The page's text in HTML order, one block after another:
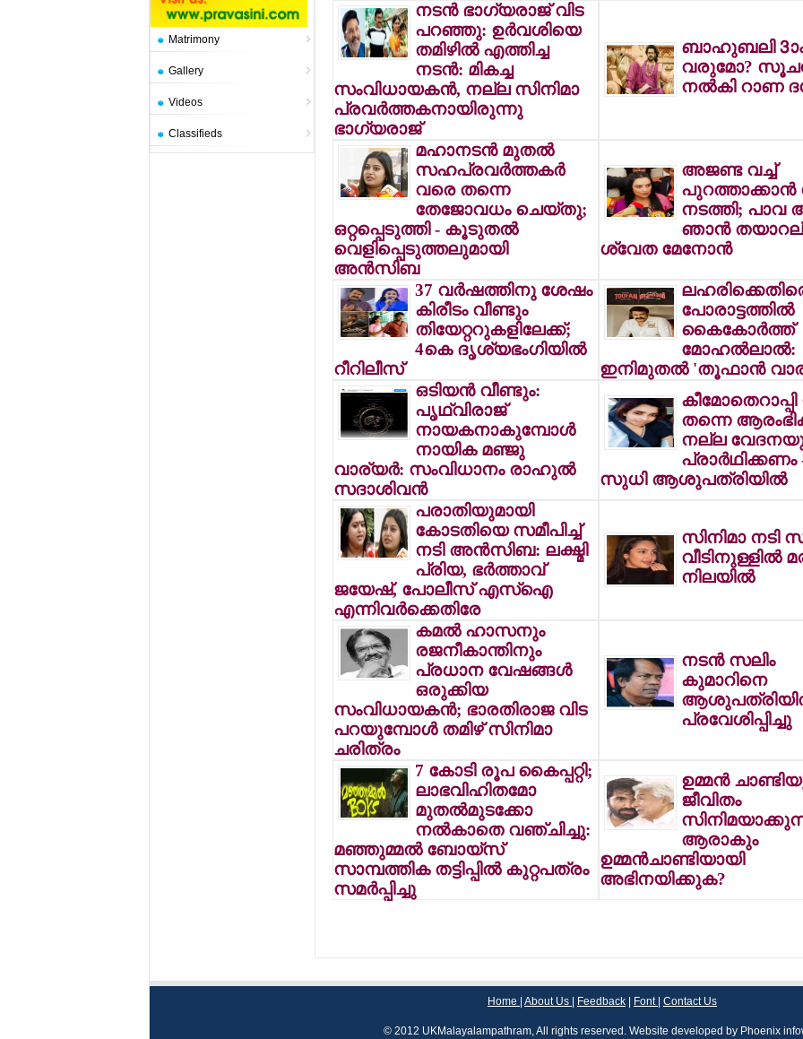
Matrimony
Gallery
Videos
Classifieds
നടന്‍ ഭാഗ്യരാജ് വിട
പറഞ്ഞു: ഉര്‍വശിയെ
തമിഴില്‍ എത്തിച്ച
നടന്‍: മികച്ച
സംവിധായകന്‍, നല്ല സിനിമാ
പ്രവര്‍ത്തകനായിരുന്നു
ഭാഗ്യരാജ്
ബാഹുബലി 3ാം
വരുമോ?
നല്‍കി റാണ
മഹാനടന്‍ മുതല്‍
സഹപ്രവര്‍ത്തകര്‍
വരെ തന്നെ
തേജോവധം ചെയ്തു;
ഒറ്റപ്പെടുത്തി - കൂടുതല്‍
വെളിപ്പെടുത്തലുമായി
അന്‍സിബ
അജണ്ട വച്ച്
പുറത്താക്കാന്‍
നടത്തി;
ഞാന്‍
ശ്വേത മേനോന്‍
37 വര്‍ഷത്തിനു ശേഷം
കിരീടം വീണ്ടും
തിയേറ്ററുകളിലേക്ക്;
4കെ ദൃശ്യഭംഗിയില്‍
റീറിലീസ്
പോരാട്ടത്തില്‍
കൈകോര്‍ത്ത്
മോഹല്‍ലാല്‍:
ഇനിമുതല്‍ 'തൂഫാന്‍
ഒടിയന്‍ വീണ്ടും:
പൃഥ്വിരാജ്
നായകനാകുമ്പോള്‍
നായിക മഞ്ജു
വാര്യര്‍: സംവിധാനം രാഹുല്‍
സദാശിവന്‍
തന്നെ
നല്ല
സുധി ആശുപത്രിയില്‍
പരാതിയുമായി
കോടതിയെ സമീപിച്ച്
നടി അന്‍സിബ: ലക്ഷ്മി
പ്രിയ, ഭര്‍ത്താവ്
ജയേഷ്, പോലീസ് എസ്‌ഐ
എന്നിവര്‍ക്കെതിരേ
സിനിമാ നടി
വീടിനുള്ളില്‍
നിലയില്‍
കമല്‍ ഹാസനും
രജനീകാന്തിനും
പ്രധാന വേഷങ്ങള്‍
ഒരുക്കിയ
സംവിധായകന്‍; ഭാരതിരാജ വിട
പറയുമ്പോള്‍ തമിഴ് സിനിമാ
ചരിത്രം
നടന്‍ സലിം
കുമാറിനെ
പ്രവേശിപ്പിച്ചു
7 കോടി രൂപ കൈപ്പറ്റി;
ലാഭവിഹിതമോ
മുതല്‍മുടക്കോ
നല്‍കാതെ വഞ്ചിച്ചു:
മഞ്ഞുമ്മല്‍ ബോയ്‌സ്
സാമ്പത്തിക തട്ടിപ്പില്‍ കുറ്റപത്രം
സമര്‍പ്പിച്ചു
ഉമ്മന്‍
ജീവിതം
ആരാകും
ഉമ്മന്‍ചാണ്ടിയായി
അഭിനയിക്കുക?
Home About Us Feedback Font Contact Us
© 2012 UKMalayalampathram, All rights reserved. Website developed by Phoenix